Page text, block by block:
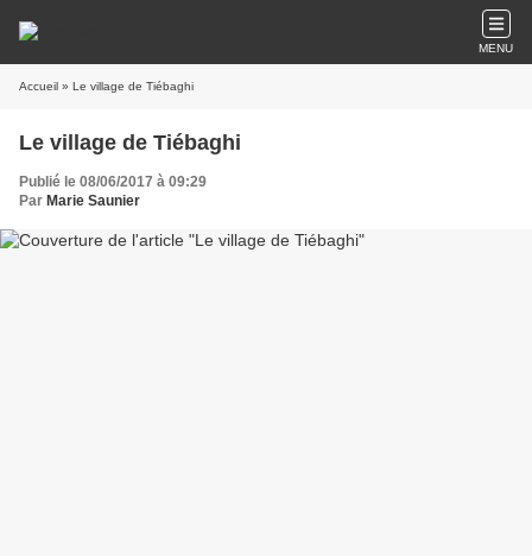
MENU
Accueil » Le village de Tiébaghi
Le village de Tiébaghi
Publié le 08/06/2017 à 09:29
Par Marie Saunier